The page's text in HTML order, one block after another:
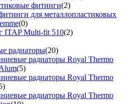
фитинги(2)
для металлопластиковых
(0)
ITAP Multi-fit 510(2)
радиаторы(20)
радиаторы Royal Thermo
(5)
радиаторы Royal Thermo
радиаторы Royal Thermo